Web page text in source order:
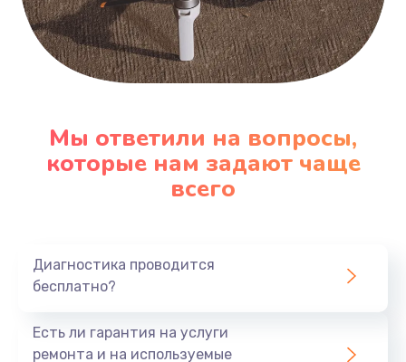
Мы ответили на вопросы,
которые нам задают чаще
всего
Диагностика проводится
бесплатно?
Есть ли гарантия на услуги
ремонта и на используемые